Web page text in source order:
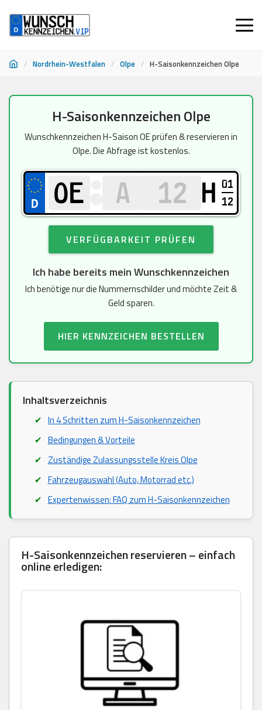
/ Nordrhein-Westfalen / Olpe / H-Saisonkennzeichen Olpe
springen
H-Saisonkennzeichen Olpe
Wunschkennzeichen H-Saison OE prüfen & reservieren in
Olpe. Die Abfrage ist kostenlos.
H 01
12
VERFÜGBARKEIT PRÜFEN
Ich habe bereits mein Wunschkennzeichen
Ich benötige nur die Nummernschilder und möchte Zeit &
Geld sparen.
HIER KENNZEICHEN BESTELLEN
Inhaltsverzeichnis
In 4 Schritten zum H-Saisonkennzeichen
Bedingungen & Vorteile
Zuständige Zulassungsstelle Kreis Olpe
Fahrzeugauswahl (Auto, Motorrad etc.)
Expertenwissen: FAQ zum H-Saisonkennzeichen
H-Saisonkennzeichen reservieren – einfach
online erledigen: